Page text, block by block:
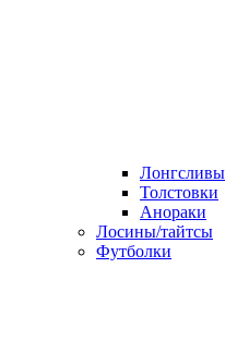
Лонгсливы
Толстовки
Анораки
Лосины/тайтсы
Футболки